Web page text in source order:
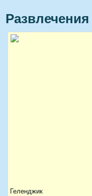
Геленджик